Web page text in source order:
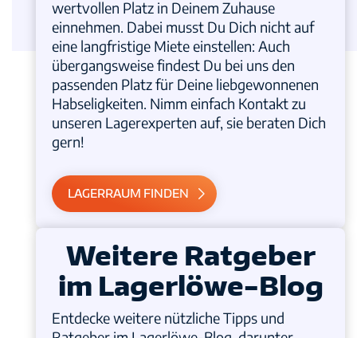
wertvollen Platz in Deinem Zuhause
einnehmen. Dabei musst Du Dich nicht auf
eine langfristige Miete einstellen: Auch
übergangsweise findest Du bei uns den
passenden Platz für Deine liebgewonnenen
Habseligkeiten. Nimm einfach Kontakt zu
unseren Lagerexperten auf, sie beraten Dich
gern!
LAGERRAUM FINDEN
Weitere Ratgeber
im Lagerlöwe-Blog
Entdecke weitere nützliche Tipps und